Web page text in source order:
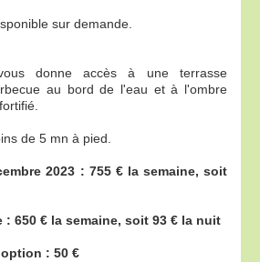
sur demande.
donne accès à une terrasse
au bord de l'eau et à l'ombre
de 5 mn à pied.
2023 : 755 € la semaine, soit
: 650 € la semaine, soit 93 € la nuit
: 50 €